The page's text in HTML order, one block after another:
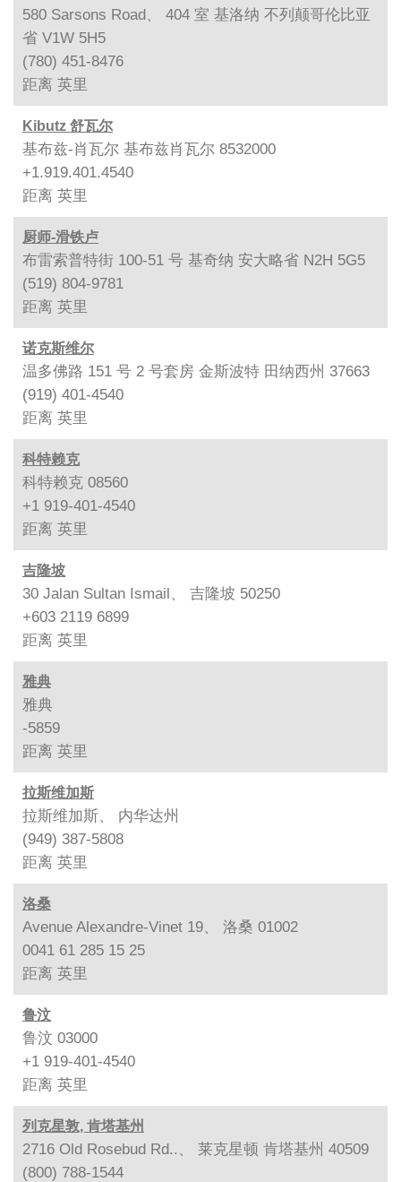
580 Sarsons Road、 404 室 基洛纳 不列颠哥伦比亚
省 V1W 5H5
(780) 451-8476
距离 英里
Kibutz 舒瓦尔
基布兹-肖瓦尔 基布兹肖瓦尔 8532000
+1.919.401.4540
距离 英里
厨师-滑铁卢
布雷索普特街 100-51 号 基奇纳 安大略省 N2H 5G5
(519) 804-9781
距离 英里
诺克斯维尔
温多佛路 151 号 2 号套房 金斯波特 田纳西州 37663
(919) 401-4540
距离 英里
科特赖克
科特赖克 08560
+1 919-401-4540
距离 英里
吉隆坡
30 Jalan Sultan Ismail、 吉隆坡 50250
+603 2119 6899
距离 英里
雅典
雅典
-5859
距离 英里
拉斯维加斯
拉斯维加斯、 内华达州
(949) 387-5808
距离 英里
洛桑
Avenue Alexandre-Vinet 19、 洛桑 01002
0041 61 285 15 25
距离 英里
鲁汶
鲁汶 03000
+1 919-401-4540
距离 英里
列克星敦, 肯塔基州
2716 Old Rosebud Rd..、 莱克星顿 肯塔基州 40509
(800) 788-1544